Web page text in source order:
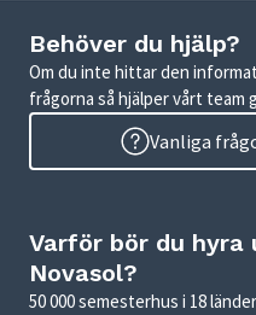
Behöver du hjälp?
Om du inte hittar den
frågorna så hjälper vårt team
Vanliga
Varför bör du
Novasol?
50 000 semesterhus i 18